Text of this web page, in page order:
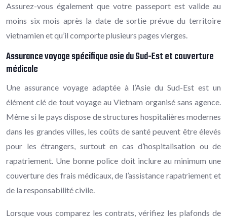
Assurez-vous également que votre passeport est valide au
moins six mois après la date de sortie prévue du territoire
vietnamien et qu’il comporte plusieurs pages vierges.
Assurance voyage spécifique asie du Sud-Est et couverture
médicale
Une assurance voyage adaptée à l’Asie du Sud-Est est un
élément clé de tout voyage au Vietnam organisé sans agence.
Même si le pays dispose de structures hospitalières modernes
dans les grandes villes, les coûts de santé peuvent être élevés
pour les étrangers, surtout en cas d’hospitalisation ou de
rapatriement. Une bonne police doit inclure au minimum une
couverture des frais médicaux, de l’assistance rapatriement et
de la responsabilité civile.
Lorsque vous comparez les contrats, vérifiez les plafonds de